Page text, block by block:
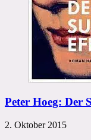
Peter Hoeg: Der
2. Oktober 2015